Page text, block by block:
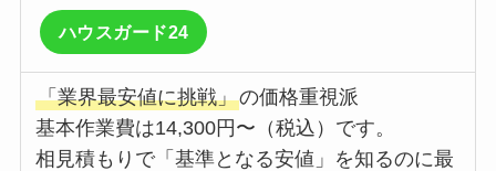
ハウスガード24
「業界最安値に挑戦」の価格重視派
基本作業費は14,300円〜（税込）です。
相見積もりで「基準となる安値」を知るのに最